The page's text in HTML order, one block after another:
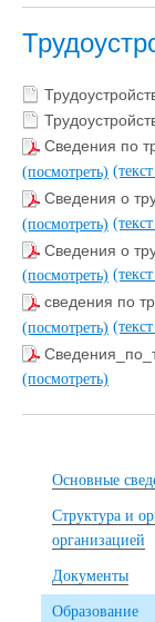
Сведения по
(посмотреть)
Сведения о
(посмотреть)
Сведения о
(посмотреть)
сведения по
(посмотреть)
(посмотреть)
Основные
Структура и
организацией
Документы
Образование